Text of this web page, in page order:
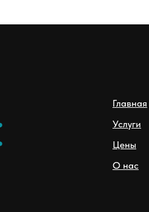
Главная
Услуги
Цены
О нас